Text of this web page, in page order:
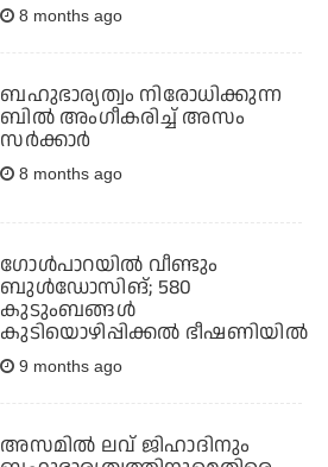
8 months ago
ബഹുഭാര്യത്വം നിരോധിക്കുന്ന
ബില്‍ അംഗീകരിച്ച് അസം
സര്‍ക്കാര്‍
8 months ago
ഗോള്‍പാറയില്‍ വീണ്ടും
ബുള്‍ഡോസിങ്; 580
കുടുംബങ്ങള്‍
കുടിയൊഴിപ്പിക്കല്‍ ഭീഷണിയില്‍
9 months ago
അസമില്‍ ലവ് ജിഹാദിനും